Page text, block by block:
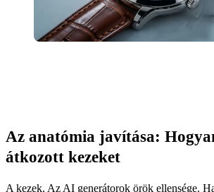
Az anatómia javítása:
átkozott kezeket
A kezek. Az AI generátorok örök ellensége.